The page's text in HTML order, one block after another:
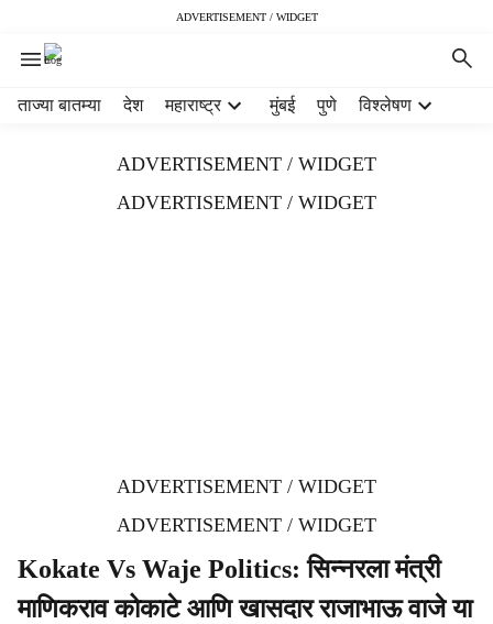
ADVERTISEMENT / WIDGET
ताज्या बातम्या देश महाराष्ट्र मुंबई पुणे विश्लेषण
ADVERTISEMENT / WIDGET
ADVERTISEMENT / WIDGET
ADVERTISEMENT / WIDGET
ADVERTISEMENT / WIDGET
Kokate Vs Waje Politics: सिन्नरला मंत्री
माणिकराव कोकाटे आणि खासदार राजाभाऊ वाजे या